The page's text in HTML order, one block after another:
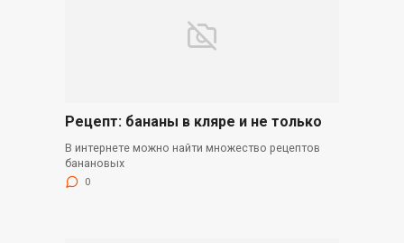
Рецепт: бананы в кляре и не только
В интернете можно найти множество рецептов
банановых
0